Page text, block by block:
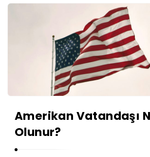
Amerikan Vatandaşı
Olunur?